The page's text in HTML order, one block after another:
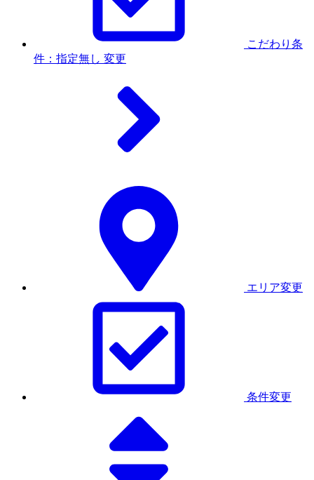
こだわり条
件：指定無し 変更
エリア変更
条件変更